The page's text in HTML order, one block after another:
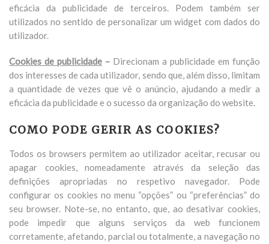
eficácia da publicidade de terceiros. Podem também ser
utilizados no sentido de personalizar um widget com dados do
utilizador.
Cookies de publicidade – Direcionam a publicidade em função
dos interesses de cada utilizador, sendo que, além disso, limitam
a quantidade de vezes que vê o anúncio, ajudando a medir a
eficácia da publicidade e o sucesso da organização do website.
COMO PODE GERIR AS COOKIES?
Todos os browsers permitem ao utilizador aceitar, recusar ou
apagar cookies, nomeadamente através da seleção das
definições apropriadas no respetivo navegador. Pode
configurar os cookies no menu “opções” ou “preferências” do
seu browser. Note-se, no entanto, que, ao desativar cookies,
pode impedir que alguns serviços da web funcionem
corretamente, afetando, parcial ou totalmente, a navegação no